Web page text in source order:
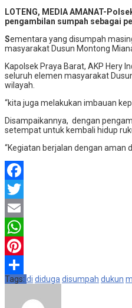
Share
LOTENG, MEDIA AMANAT-
pengambilan sumpah sebagai
Sementara yang disumpah
masyarakat Dusun Montong
Kapolsek Praya Barat, AKP Hery
seluruh elemen masyarakat
wilayah.
“kita juga melakukan imbauan
Disampaikannya, dengan
setempat untuk kembali hidup
“Kegiatan berjalan dengan aman
Facebook
Twitter
Email
WhatsApp
Pinterest
Share
Tags: di diduga disumpah dukun